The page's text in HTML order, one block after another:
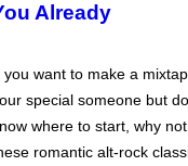
Already
you want to make a
special someone but
where to start, why
romantic alt-rock